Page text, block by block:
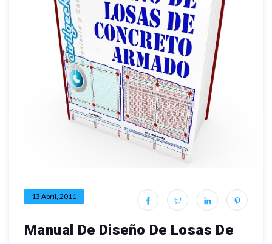
13 Abril, 2011
Manual De Diseño De Losas De